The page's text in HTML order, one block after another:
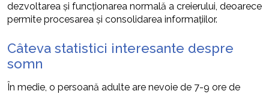
dezvoltarea și funcționarea normală a creierului, deoarece
permite procesarea și consolidarea informațiilor.
Câteva statistici interesante despre
somn
În medie, o persoană adulte are nevoie de 7-9 ore de